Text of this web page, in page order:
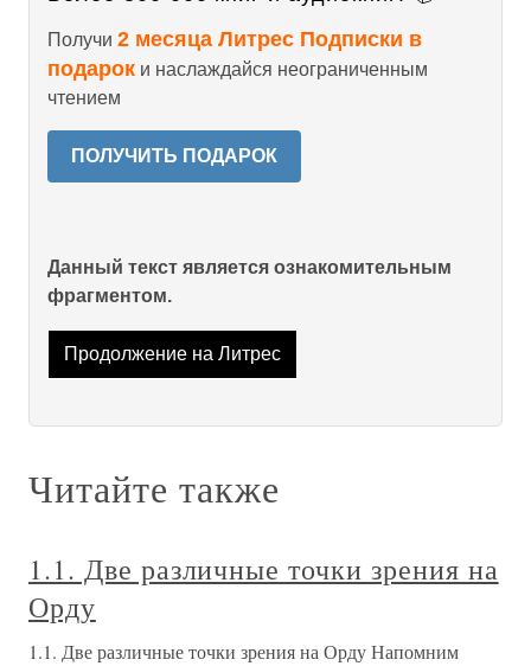
Получи 2 месяца Литрес Подписки в
подарок и наслаждайся неограниченным
чтением
ПОЛУЧИТЬ ПОДАРОК
Данный текст является ознакомительным
фрагментом.
Продолжение на Литрес
Читайте также
1.1. Две различные точки зрения на
Орду
1.1. Две различные точки зрения на Орду Напомним